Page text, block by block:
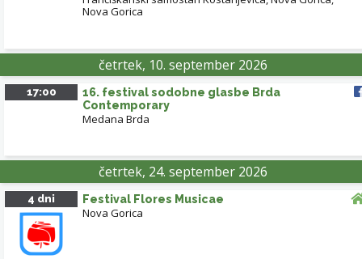
Nova Gorica
četrtek, 10. september 2026
17:00
16. festival sodobne glasbe Brda
Contemporary
Medana Brda
četrtek, 24. september 2026
4 dni Festival Flores Musicae
Nova Gorica